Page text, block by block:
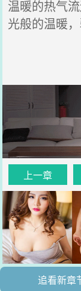
温暖的热气
光般的温暖
上一章
追看新章